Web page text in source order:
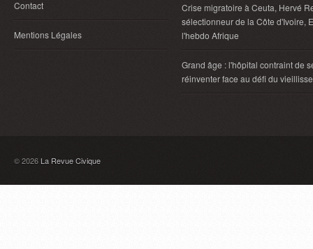
Contact
Mentions Légales
Crise migratoire à Ceuta, Hervé
sélectionneur de la Côte d'Ivoire,
l'hebdo Afrique
Grand âge : l'hôpital contraint de
réinventer face au défi du
© 2026 La Revue Civique